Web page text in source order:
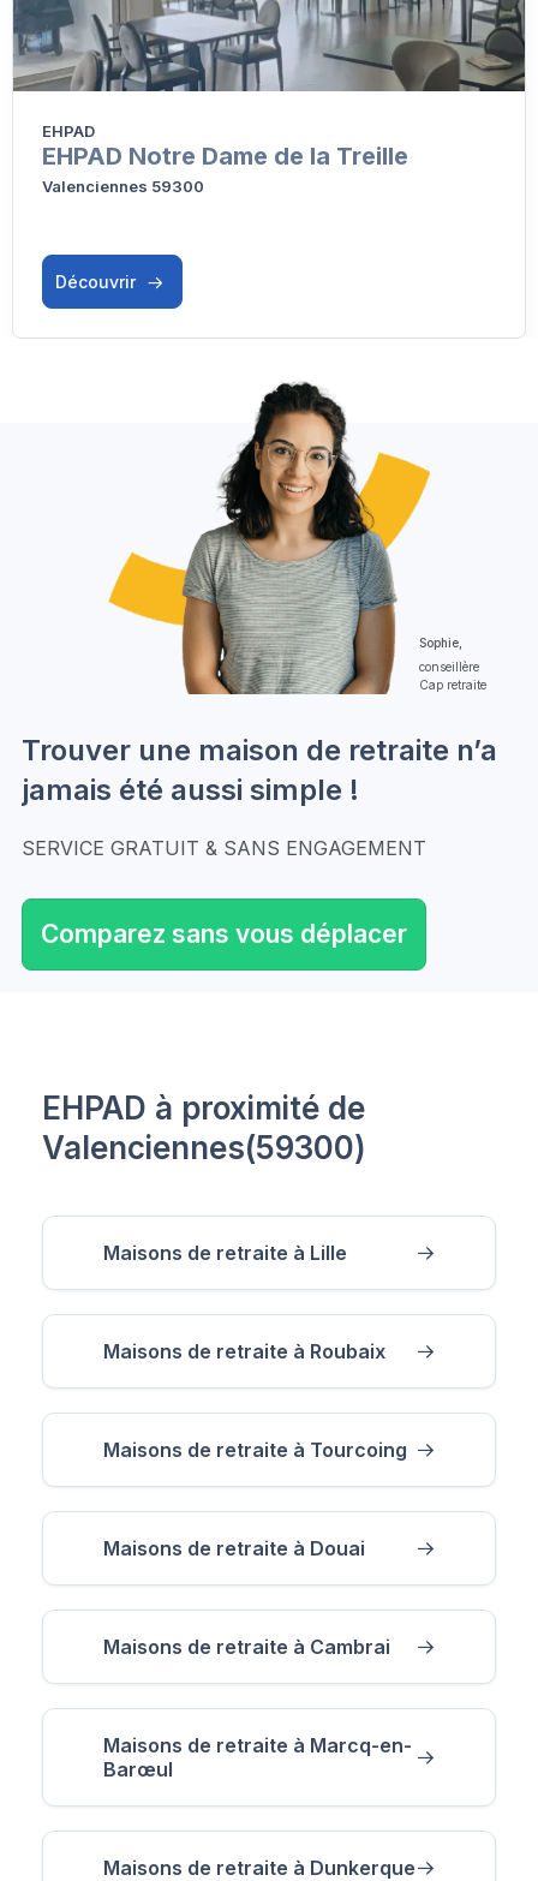
EHPAD
EHPAD Notre Dame de la Treille
Valenciennes 59300
Découvrir
Sophie,
conseillère
Cap retraite
Trouver une maison de retraite n’a
jamais été aussi simple !
SERVICE GRATUIT & SANS ENGAGEMENT
Comparez sans vous déplacer
EHPAD à proximité de
Valenciennes(59300)
Maisons de retraite à Lille
Maisons de retraite à Roubaix
Maisons de retraite à Tourcoing
Maisons de retraite à Douai
Maisons de retraite à Cambrai
Maisons de retraite à Marcq-en-
Barœul
Maisons de retraite à Dunkerque